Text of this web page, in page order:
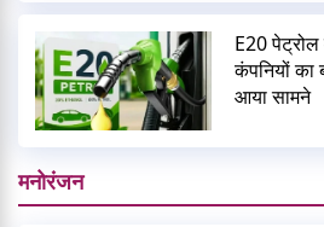
E20 पेट्रोल
कंपनियों का
आया सामने
मनोरंजन